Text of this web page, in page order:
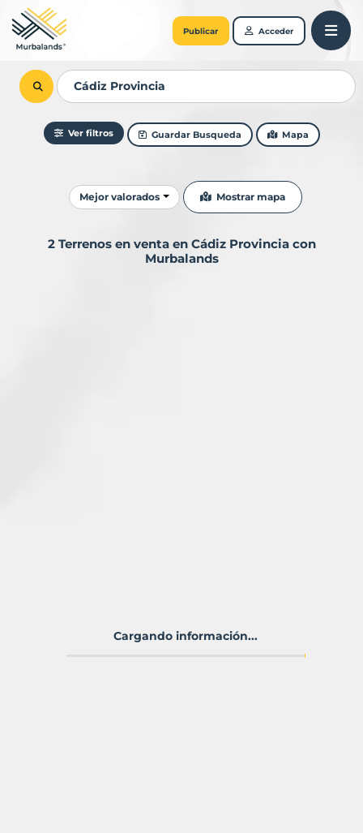
Publicar Acceder
Ver filtros Guardar Busqueda Mapa
Ordenar resultados
Mejor valorados Mostrar mapa
2 Terrenos en venta en Cádiz Provincia con
Murbalands
Cargando información...